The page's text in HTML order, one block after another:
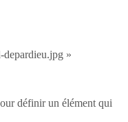
depardieu.jpg »
définir un élément qui